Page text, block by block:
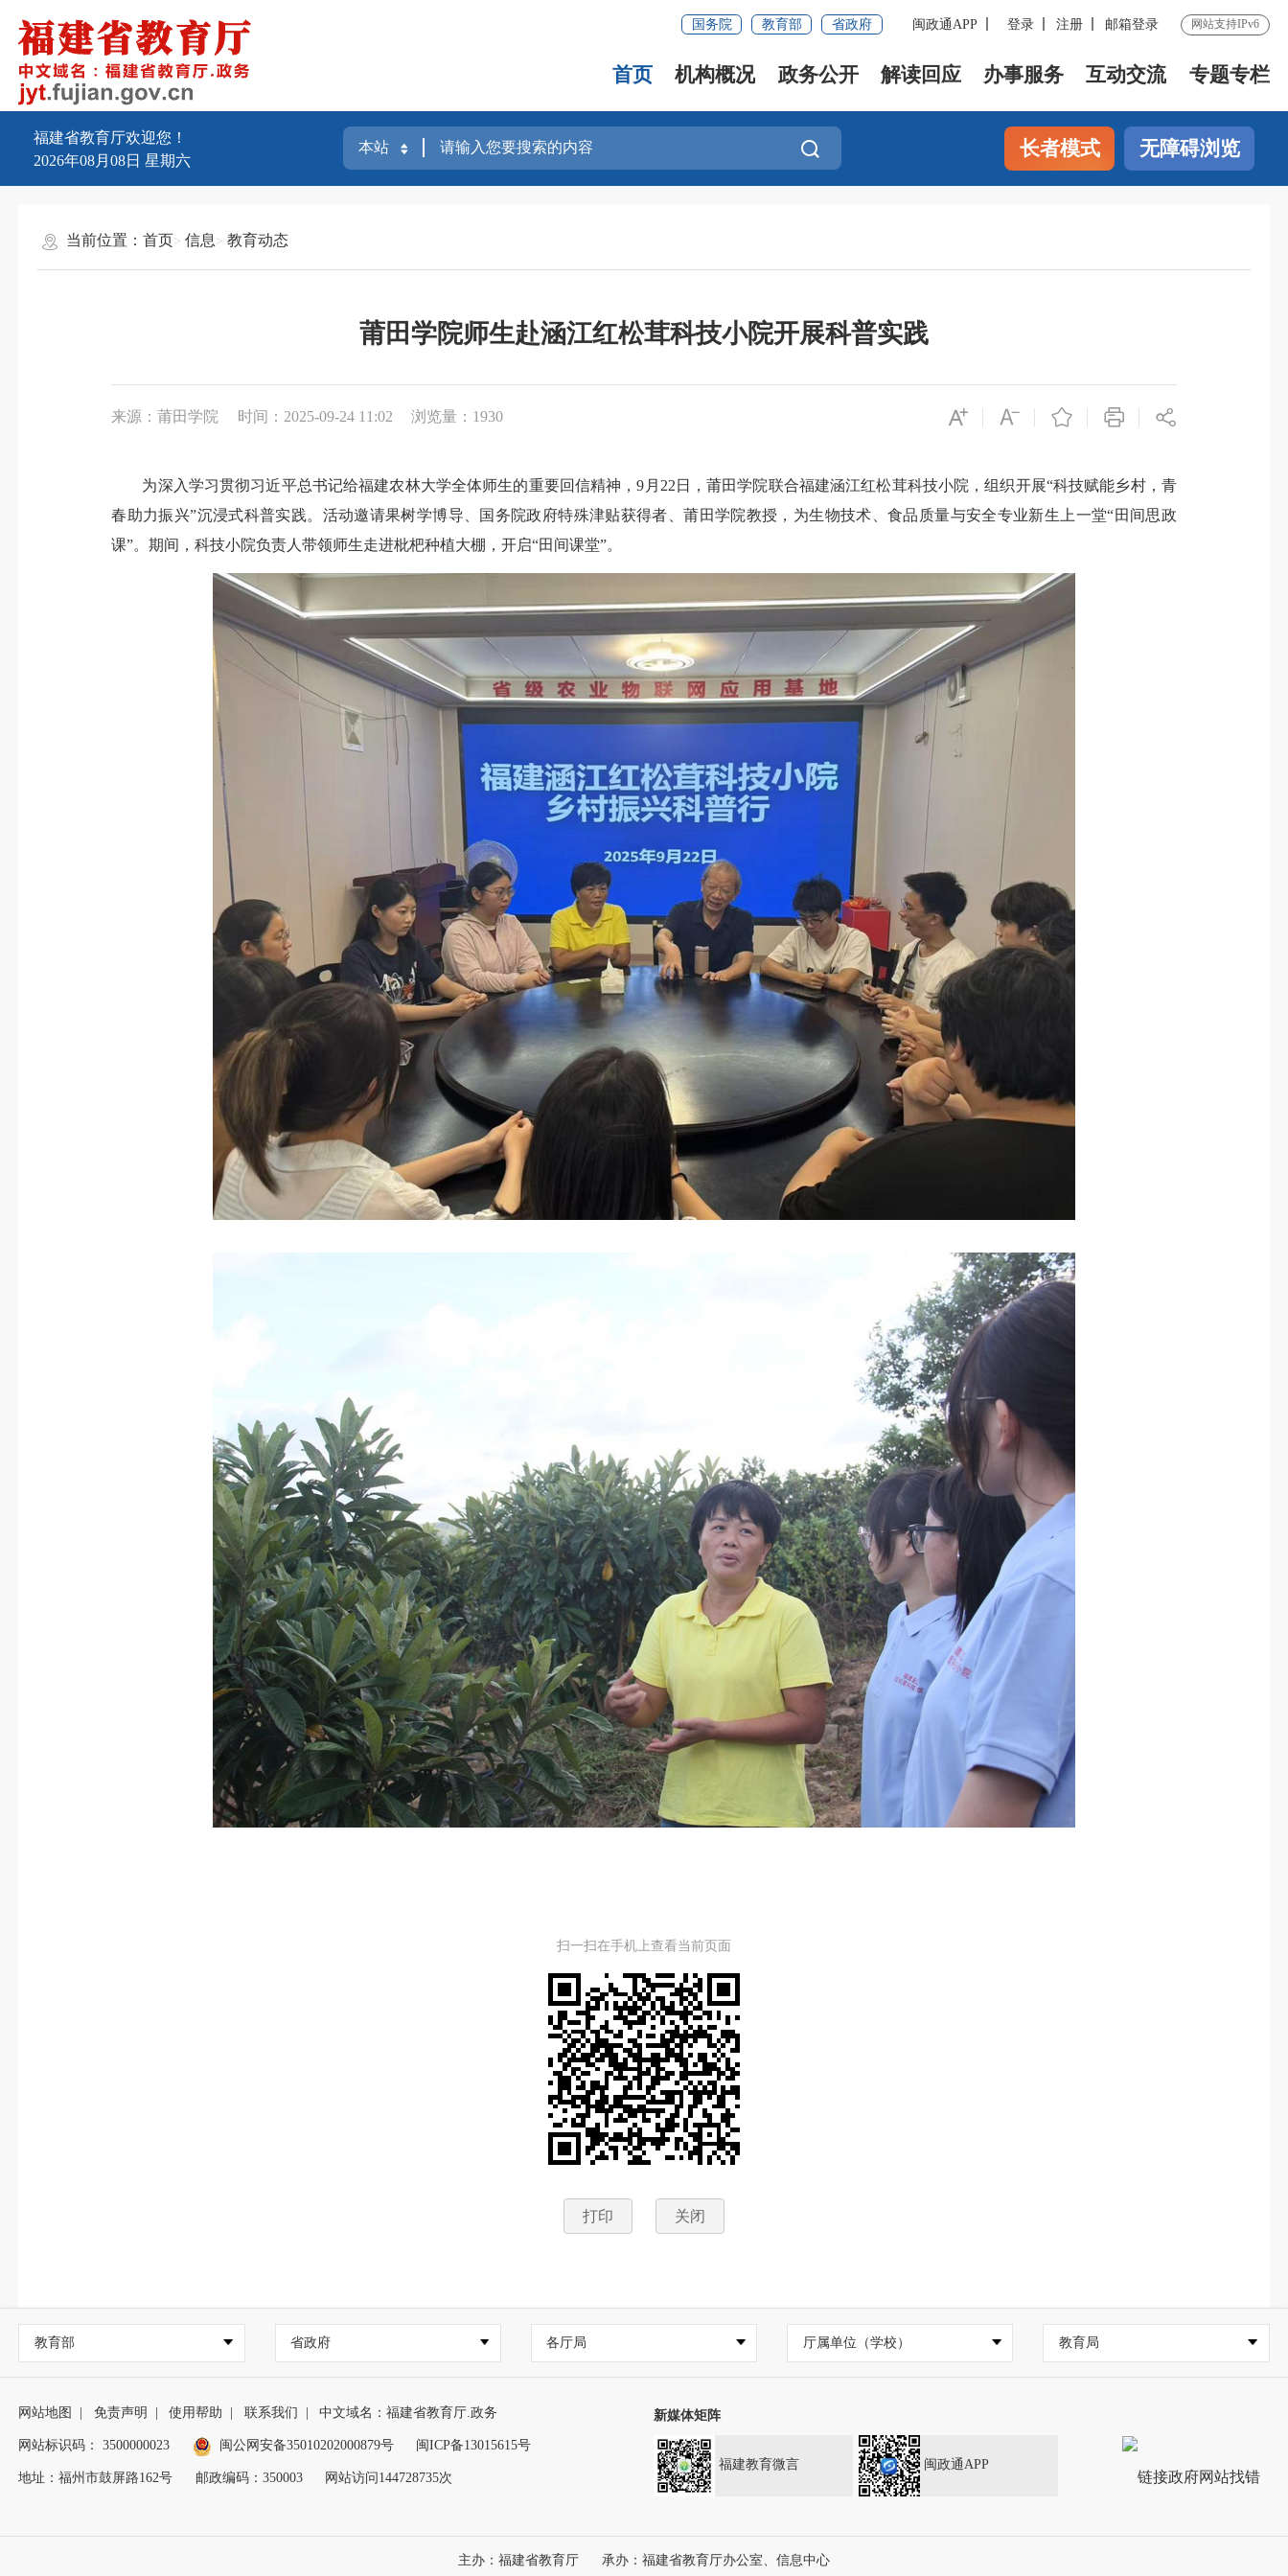
国务院 教育部 省政府 闽政通APP 登录 注册 邮箱登录 网站支持IPv6
首页 机构概况 政务公开 解读回应 办事服务 互动交流 专题专栏
福建省教育厅欢迎您！
2026年08月08日 星期六
长者模式 无障碍浏览
当前位置：首页 信息 教育动态
莆田学院师生赴涵江红松茸科技小院开展科普实践
来源：莆田学院 时间：2025-09-24 11:02 浏览量：1930
为深入学习贯彻习近平总书记给福建农林大学全体师生的重要回信精神，9月22日，莆田学院联合福建涵江红松茸科技小院，组织开展“科技赋能乡村，青
春助力振兴”沉浸式科普实践。活动邀请果树学博导、国务院政府特殊津贴获得者、莆田学院教授，为生物技术、食品质量与安全专业新生上一堂“田间思政
课”。期间，科技小院负责人带领师生走进枇杷种植大棚，开启“田间课堂”。
扫一扫在手机上查看当前页面
打印 关闭
教育部 省政府 各厅局 厅属单位（学校） 教育局
网站地图 免责声明 使用帮助 联系我们 中文域名：福建省教育厅.政务
网站标识码： 3500000023 闽公网安备35010202000879号 闽ICP备13015615号
地址：福州市鼓屏路162号 邮政编码：350003 网站访问144728735次
新媒体矩阵
福建教育微言 闽政通APP
主办：福建省教育厅 承办：福建省教育厅办公室、信息中心